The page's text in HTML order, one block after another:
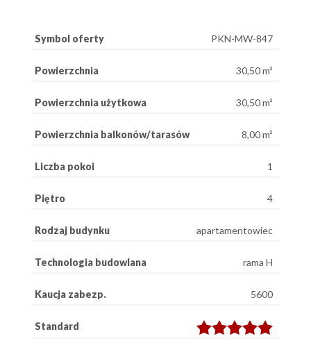
Symbol oferty PKN-MW-847
Powierzchnia 30,50 m²
Powierzchnia użytkowa 30,50 m²
Powierzchnia balkonów/tarasów 8,00 m²
Liczba pokoi 1
Piętro 4
Rodzaj budynku apartamentowiec
Technologia budowlana rama H
Kaucja zabezp. 5600
Standard